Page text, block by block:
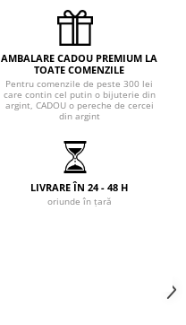
AMBALARE CADOU PREMIUM LA
TOATE COMENZILE
Pentru comenzile de peste 300 lei
care contin cel putin o bijuterie din
argint, CADOU o pereche de cercei
din argint
LIVRARE ÎN 24 - 48 H
oriunde în țară